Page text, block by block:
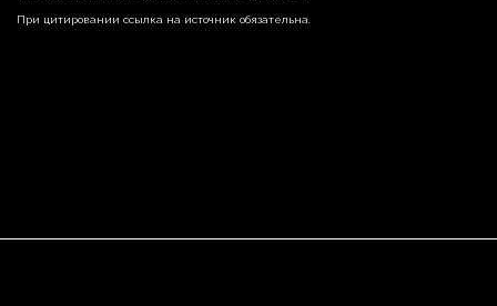
При цитировании ссылка на источник обязательна.